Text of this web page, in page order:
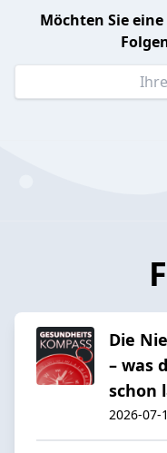
Möchten Sie
Die
– was
schon
2026-07-